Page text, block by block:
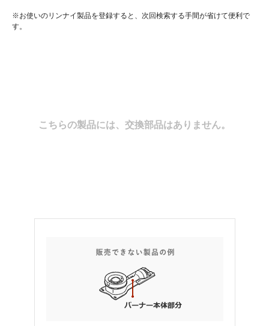
※お使いのリンナイ製品を登録すると、次回検索する手間が省けて便利で
す。
こちらの製品には、交換部品はありません。